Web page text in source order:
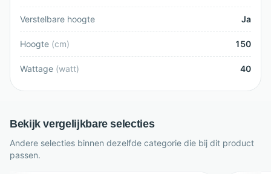
Verstelbare hoogte Ja
Hoogte (cm) 150
Wattage (watt) 40
Bekijk vergelijkbare selecties
Andere selecties binnen dezelfde categorie die bij dit product
passen.